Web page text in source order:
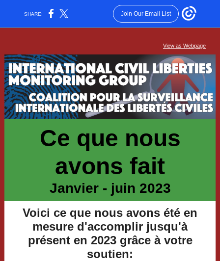
SHARE: Join Our Email List
View as Webpage
Ce que nous
avons fait
Janvier - juin 2023
Voici ce que nous avons été en
mesure d'accomplir jusqu'à
présent en 2023 grâce à votre
soutien: